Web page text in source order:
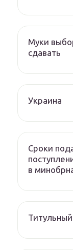
Муки
сдавать
Украина
Сроки
в